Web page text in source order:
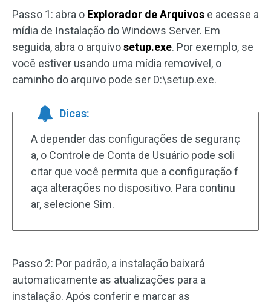
Passo 1: abra o Explorador de Arquivos e acesse a
mídia de Instalação do Windows Server. Em
seguida, abra o arquivosetup.exe. Por exemplo, se
você estiver usando uma mídia removível, o
caminho do arquivo pode ser D:\setup.exe.
Dicas:
A depender das configurações de seguranç
a, o Controle de Conta de Usuário pode soli
citar que você permita que a configuração f
aça alterações no dispositivo. Para continu
ar, selecione Sim.
Passo 2: Por padrão, a instalação baixará
automaticamente as atualizações para a
instalação. Após conferir e marcar as